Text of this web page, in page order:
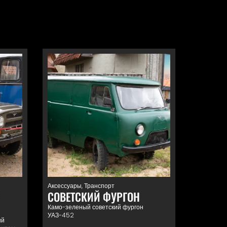
Аксессуары,Транспорт
СОВЕТСКИЙ ФУРГОН
Камо-зеленый советский фургон
УАЗ-452